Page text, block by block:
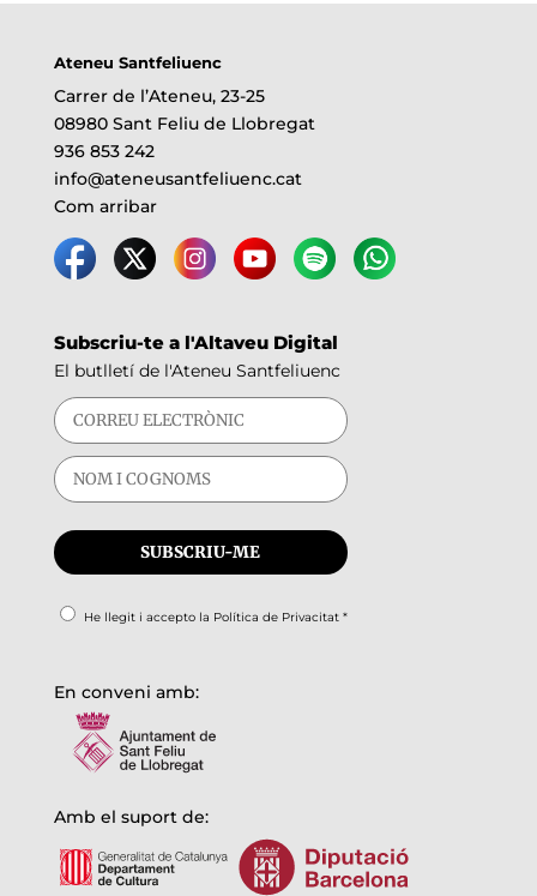
Ateneu Santfeliuenc
Carrer de l’Ateneu, 23-25
08980 Sant Feliu de Llobregat
936 853 242
info@ateneusantfeliuenc.cat
Com arribar
Subscriu-te a l'Altaveu Digital
El butlletí de l'Ateneu Santfeliuenc
He llegit i accepto la Política de Privacitat*
En conveni amb:
Amb el suport de: